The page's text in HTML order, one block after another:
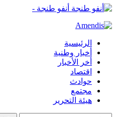
أنفو طنجة -
الرئيسية
أخبار وطنية
أخر الأخبار
اقتصاد
حوادث
مجتمع
هيئة التحرير